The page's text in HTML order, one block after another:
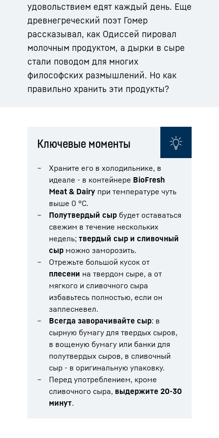
удовольствием едят каждый день. Еще
древнегреческий поэт Гомер
рассказывал, как Одиссей пировал
молочным продуктом, а дырки в сыре
стали поводом для многих
философских размышлений. Но как
правильно хранить эти продукты?
Ключевые моменты
Храните его в холодильнике, в
идеале - в контейнере BioFresh
Meat & Dairy при температуре чуть
выше 0 °C.
Полутвердый сыр будет оставаться
свежим в течение нескольких
недель; твердый сыр и сливочный
сыр можно заморозить.
Отрежьте большой кусок от
плесени на твердом сыре, а от
мягкого и сливочного сыра
избавьтесь полностью, если он
заплесневел.
Всегда заворачивайте сыр: в
сырную бумагу для твердых сыров,
в вощеную бумагу или банки для
полутвердых сыров, в сливочный
сыр - в оригинальную упаковку.
Перед употреблением, кроме
сливочного сыра, выдержите 20-30
минут.